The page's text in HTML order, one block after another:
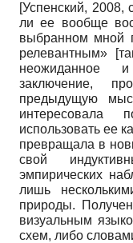
[Успенский, 2008,
ли ее вообще
выбранном мной
релевантным»
неожиданное
заключение,
предыдущую
интересовала
использовать ее
превращала в
свой
эмпирических
лишь
природы.
визуальным
схем, либо